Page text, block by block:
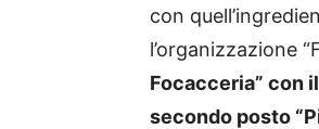
con
l’organizzazione
Focacceria” con
secondo posto